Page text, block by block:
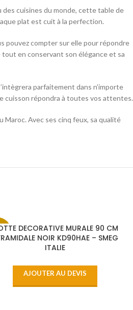
cuisines du monde, cette table de
plat est cuit à la perfection.
pouvez compter sur elle pour répondre
en conservant son élégance et sa
parfaitement dans n’importe
cuisson répondra à toutes vos attentes.
Maroc. Avec ses cinq feux, sa qualité
DECORATIVE MURALE 90 CM
NOIR KD90HAE – SMEG
ITALIE
AJOUTER AU DEVIS